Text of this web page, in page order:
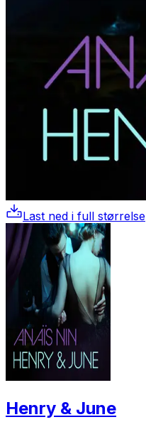
Last ned i full størrelse
Henry & June